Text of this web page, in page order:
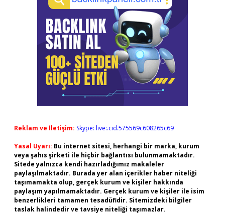
Reklam ve İletişim: Skype: live:.cid.575569c608265c69
Yasal Uyarı: Bu internet sitesi, herhangi bir marka, kurum
veya şahıs şirketi ile hiçbir bağlantısı bulunmamaktadır.
Sitede yalnızca kendi hazırladığımız makaleler
paylaşılmaktadır. Burada yer alan içerikler haber niteliği
taşımamakta olup, gerçek kurum ve kişiler hakkında
paylaşım yapılmamaktadır. Gerçek kurum ve kişiler ile isim
benzerlikleri tamamen tesadüfidir. Sitemizdeki bilgiler
taslak halindedir ve tavsiye niteliği taşımazlar.